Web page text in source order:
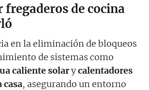
fregaderos de cocina
en la eliminación de bloqueos
de sistemas como
caliente solarycalentadores
casa, asegurando un entorno